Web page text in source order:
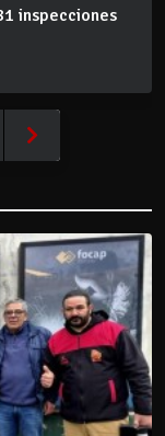
inspecciones